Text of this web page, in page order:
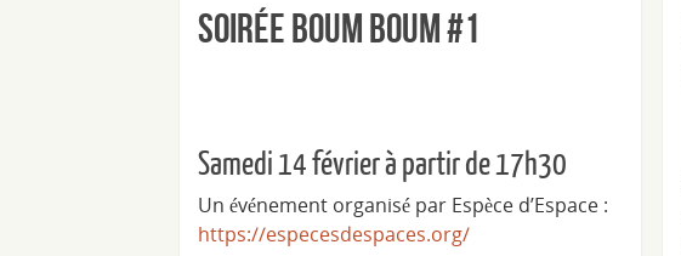
Soirée Boum Boum #1
Samedi 14 février à partir de 17h30
Un événement organisé par Espèce d’Espace :
https://especesdespaces.org/